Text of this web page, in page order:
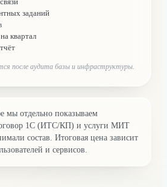
заданий
квартал
после аудита базы и инфраструктуры.
мы отдельно показываем
1С (ИТС/КП) и услуги МИТ
состав. Итоговая цена зависит
и сервисов.